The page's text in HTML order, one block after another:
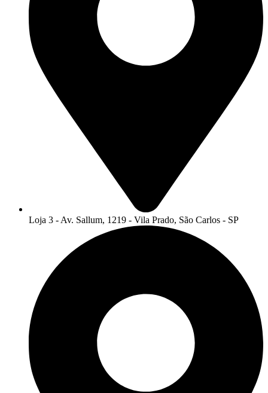
Loja 3 - Av. Sallum, 1219 - Vila Prado, São Carlos - SP